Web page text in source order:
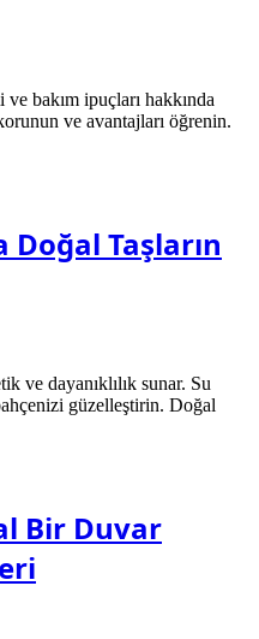
ve bakım ipuçları hakkında
ve avantajları öğrenin.
Doğal Taşların
ve dayanıklılık sunar. Su
güzelleştirin. Doğal
Bir Duvar